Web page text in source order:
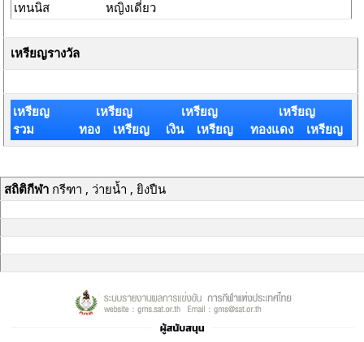
เทนนิส
หญิงเดี่ยว
เหรียญรางวัล
เหรียญ
รวม
เหรียญ
ทอง เหรียญ
เหรียญ
เงิน เหรียญ
เหรียญ
ทองแดง เหรียญ
สถิติกีฬากรีฑา , ว่ายน้ำ , ยิงปืน